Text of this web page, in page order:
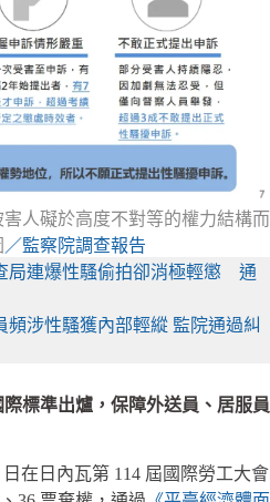
人礙於高度不對等的權力結構而
／監察院調查報告
局連爆性騷偷拍卻消極輕懲 通
頻涉性騷獲內部輕縱 監院通過糾
標準出爐，保障外送員、居服員
在日內瓦第 114 屆國際勞工大會